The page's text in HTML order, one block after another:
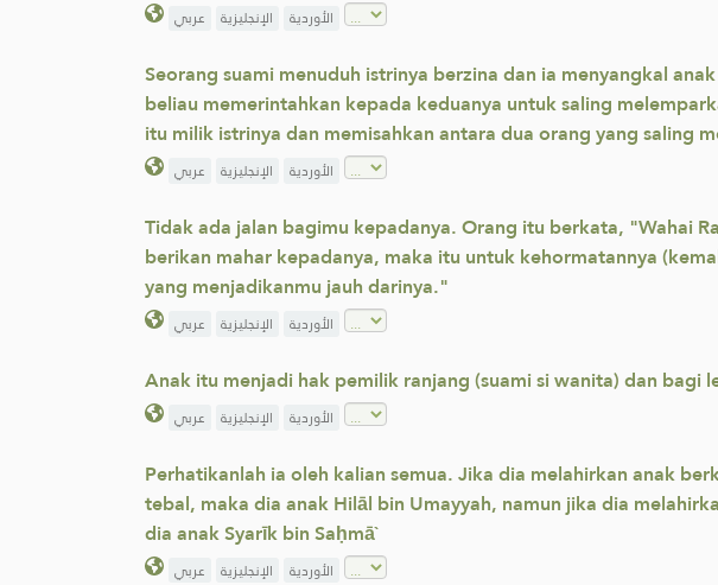
عربي الإنجليزية الأوردية
Seorang suami menuduh istrinya berzina dan ia menyangkal
beliau memerintahkan kepada keduanya untuk saling
itu milik istrinya dan memisahkan antara dua orang yang saling
عربي الإنجليزية الأوردية
Tidak ada jalan bagimu kepadanya. Orang itu berkata, "Wahai
berikan mahar kepadanya, maka itu untuk kehormatannya
yang menjadikanmu jauh darinya."
عربي الإنجليزية الأوردية
Anak itu menjadi hak pemilik ranjang (suami si wanita) dan bagi
عربي الإنجليزية الأوردية
Perhatikanlah ia oleh kalian semua. Jika dia melahirkan anak
tebal, maka dia anak Hilāl bin Umayyah, namun jika dia
dia anak Syarīk bin Saḥmā`
عربي الإنجليزية الأوردية